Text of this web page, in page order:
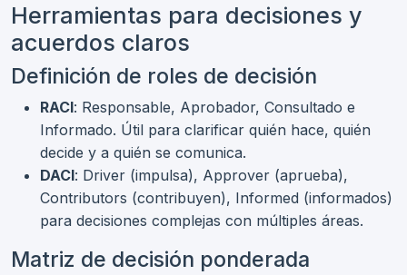
Herramientas para decisiones y
acuerdos claros
Definición de roles de decisión
RACI: Responsable, Aprobador, Consultado e
Informado. Útil para clarificar quién hace, quién
decide y a quién se comunica.
DACI: Driver (impulsa), Approver (aprueba),
Contributors (contribuyen), Informed (informados)
para decisiones complejas con múltiples áreas.
Matriz de decisión ponderada